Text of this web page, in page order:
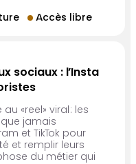
Accès libre
sociaux : l’Insta
«reel» viral : les
jamais
et TikTok pour
et remplir leurs
du métier qui